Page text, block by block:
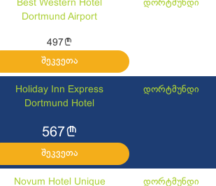
Best Western Hotel
Dortmund Airport
დორტმუნდი
497 l
შეკვეთა
Holiday Inn Express
Dortmund Hotel
დორტმუნდი
567l
შეკვეთა
Novum Hotel Unique
დორტმუნდი